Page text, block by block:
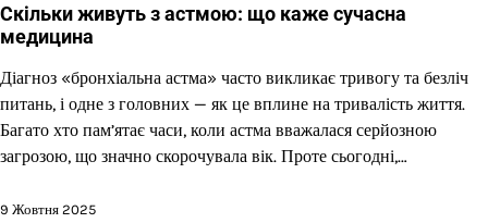
Скільки живуть з астмою: що каже сучасна
медицина
Діагноз «бронхіальна астма» часто викликає тривогу та безліч
питань, і одне з головних — як це вплине на тривалість життя.
Багато хто пам’ятає часи, коли астма вважалася серйозною
загрозою, що значно скорочувала вік. Проте сьогодні,…
9 Жовтня 2025